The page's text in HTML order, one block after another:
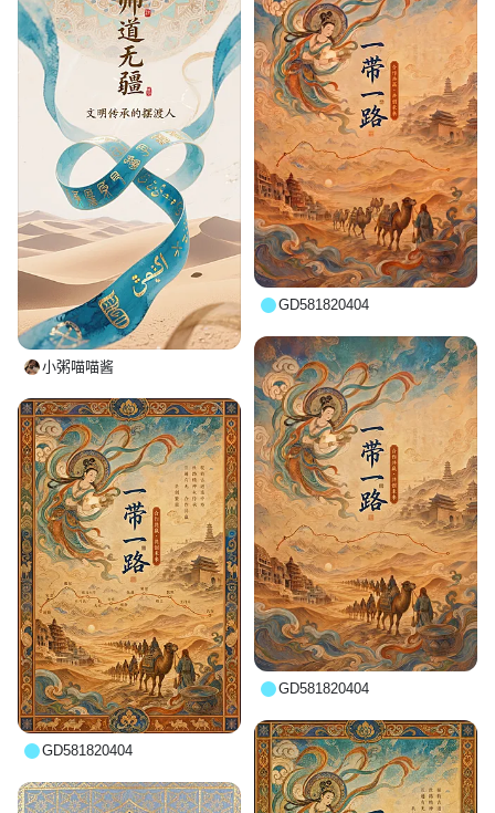
小粥喵喵酱
GD581820404
GD581820404
GD581820404